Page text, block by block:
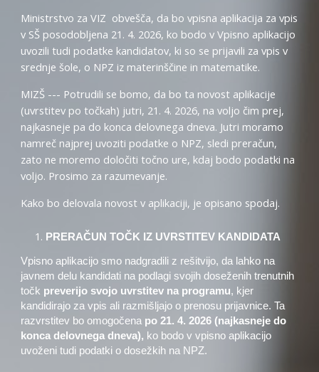
Ministrstvo za VIZ obvešča, da bo vpisna aplikacija za vpis
v SŠ posodobljena 21. 4. 2026, ko bodo v Vpisno aplikacijo
uvozili tudi podatke kandidatov, ki so se prijavili za vpis v
srednje šole, o NPZ iz materinščine in matematike.
MIZŠ --- Potrudili se bomo, da bo ta novost aplikacije
(uvrstitev po točkah) jutri, 21. 4. 2026, na voljo čim prej,
najkasneje pa do konca delovnega dneva. Jutri moramo
namreč najprej uvoziti podatke o NPZ, sledi preračun,
zato ne moremo določiti točno ure, kdaj bodo podatki na
voljo. Prosimo za razumevanje.
Kako bo delovala novost v aplikaciji, je opisano spodaj.
PRERAČUN TOČK IZ UVRSTITEV KANDIDATA
Vpisno aplikacijo smo nadgradili z rešitvijo, da lahko na
javnem delu kandidati na podlagi svojih doseženih trenutnih
točk preverijo svojo uvrstitev na programu, kjer
kandidirajo za vpis ali razmišljajo o prenosu prijavnice. Ta
razvrstitev bo omogočena po 21. 4. 2026 (najkasneje do
konca delovnega dneva), ko bodo v vpisno aplikacijo
uvoženi tudi podatki o dosežkih na NPZ.